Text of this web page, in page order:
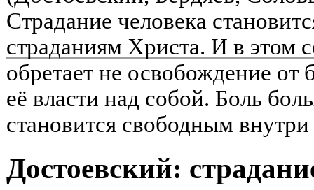
Страдание человека
страданиям Христа. И в этом
обретает не освобождение от
её власти над собой. Боль
становится свободным
Достоевский: